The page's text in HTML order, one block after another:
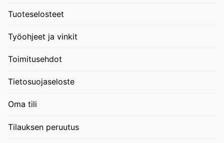
Tuoteselosteet
Työohjeet ja vinkit
Toimitusehdot
Tietosuojaseloste
Oma tili
Tilauksen peruutus